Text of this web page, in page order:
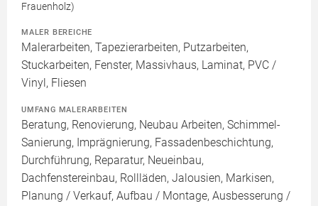
Frauenholz)
MALER BEREICHE
Malerarbeiten, Tapezierarbeiten, Putzarbeiten,
Stuckarbeiten, Fenster, Massivhaus, Laminat, PVC /
Vinyl, Fliesen
UMFANG MALERARBEITEN
Beratung, Renovierung, Neubau Arbeiten, Schimmel-
Sanierung, Imprägnierung, Fassadenbeschichtung,
Durchführung, Reparatur, Neueinbau,
Dachfenstereinbau, Rollläden, Jalousien, Markisen,
Planung / Verkauf, Aufbau / Montage, Ausbesserung /